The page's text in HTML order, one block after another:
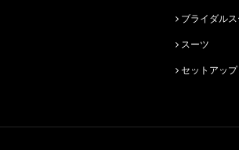
ブライダルス
スーツ
セットアップ